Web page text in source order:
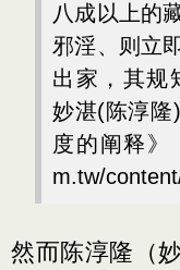
八成以上的
邪淫、则立
出家，其规
妙湛(陈淳隆
度的阐释》
m.tw/
然而陈淳隆（